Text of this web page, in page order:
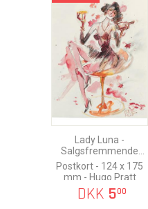
Lady Luna -
Salgsfremmende
kampagne for
Carpenè Malvolti,
Postkort - 124 x 175
mm - Hugo Pratt
DKK 500